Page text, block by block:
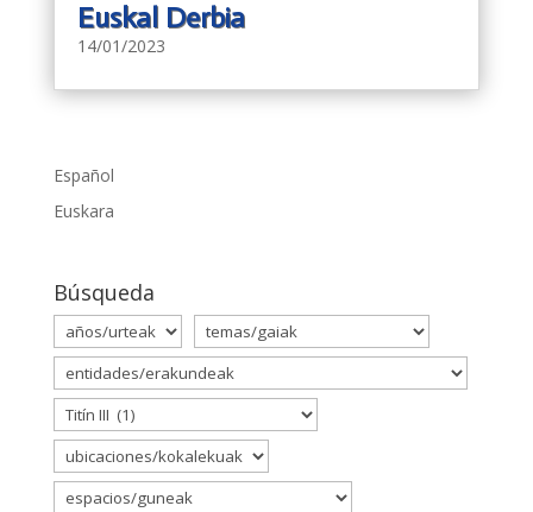
Euskal Derbia
14/01/2023
Español
Euskara
Búsqueda